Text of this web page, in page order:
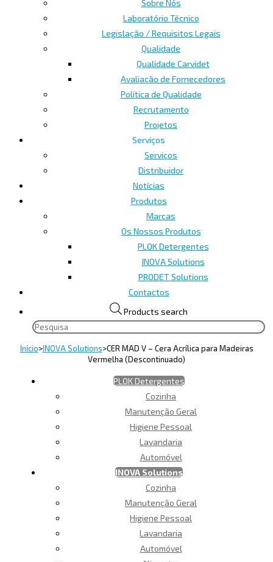
Sobre Nós
Laboratório Técnico
Legislação / Requisitos Legais
Qualidade
Qualidade Carvidet
Avaliação de Fornecedores
Política de Qualidade
Recrutamento
Projetos
Serviços
Serviços
Distribuidor
Notícias
Produtos
Marcas
Os Nossos Produtos
PLOK Detergentes
INOVA Solutions
PRODET Solutions
Contactos
Products search
Início>INOVA Solutions>CER MAD V – Cera Acrílica para Madeiras
Vermelha (Descontinuado)
PLOK Detergentes
Cozinha
Manutenção Geral
Higiene Pessoal
Lavandaria
Automóvel
INOVA Solutions
Cozinha
Manutenção Geral
Higiene Pessoal
Lavandaria
Automóvel